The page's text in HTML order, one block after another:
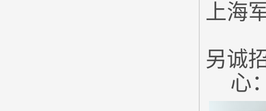
上海
另诚
心